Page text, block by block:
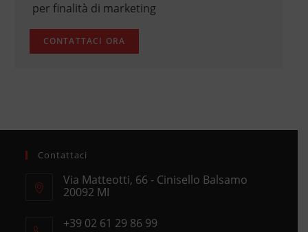
per finalità di marketing
Contattaci
Via Matteotti, 66 - Cinisello Balsamo
20092 MI
in
+39 02 61 29 86 99